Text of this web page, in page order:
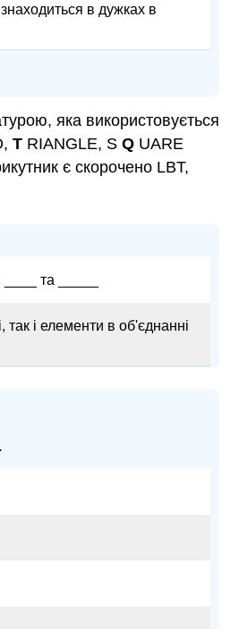
в дужках в
яка використовується
T RIANGLE, S Q UARE
є скорочено LBT,
та _____
і елементи в об'єднанні